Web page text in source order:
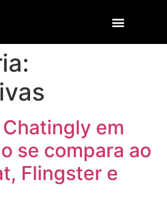
em
se compara ao
Flingster e